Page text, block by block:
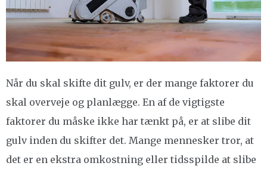
Når du skal skifte dit gulv, er der mange faktorer du
skal overveje og planlægge. En af de vigtigste
faktorer du måske ikke har tænkt på, er at slibe dit
gulv inden du skifter det. Mange mennesker tror, at
det er en ekstra omkostning eller tidsspilde at slibe